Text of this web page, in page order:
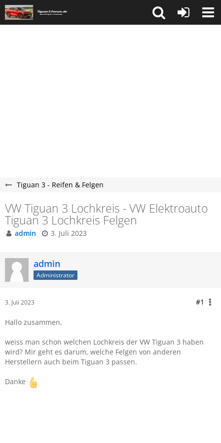
Tiguan 3 - Reifen & Felgen
VW Tiguan 3 Lochkreis - VW Elektroauto
Tiguan 3 Lochkreis Felgen
admin 3. Juli 2023
admin
Administrator
3. Juli 2023 #1
Hallo zusammen,
weiss man schon welchen Lochkreis der VW Tiguan 3 haben
wird? Mir geht es darum, welche Felgen von anderen
Herstellern auch beim Tiguan 3 passen.
Danke